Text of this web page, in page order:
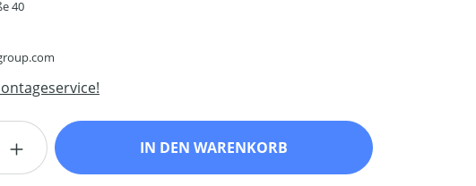
40
Gib den gewünschten Wert ein oder
IN DEN WARENKORB